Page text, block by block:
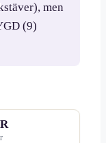
men
(9)